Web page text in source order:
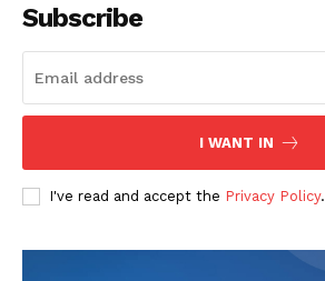
Subscribe
I WANT IN
I've read and accept the Privacy Policy.